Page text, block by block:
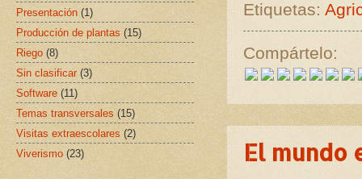
Etiquetas:
Compártelo:
El mundo
Presentación (1)
Producción de plantas (15)
Riego (8)
Sin clasificar (3)
Software (11)
Temas transversales (15)
Visitas extraescolares (2)
Viverismo (23)